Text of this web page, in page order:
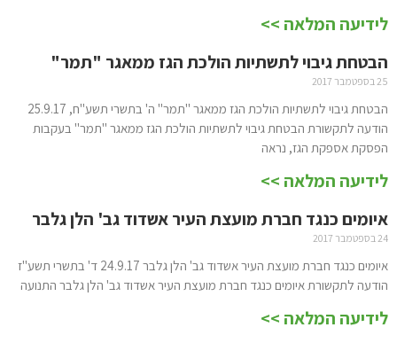
לידיעה המלאה >>
הבטחת גיבוי לתשתיות הולכת הגז ממאגר "תמר"
25 בספטמבר 2017
הבטחת גיבוי לתשתיות הולכת הגז ממאגר "תמר" ה' בתשרי תשע"ח, 25.9.17
הודעה לתקשורת הבטחת גיבוי לתשתיות הולכת הגז ממאגר "תמר" בעקבות
הפסקת אספקת הגז, נראה
לידיעה המלאה >>
איומים כנגד חברת מועצת העיר אשדוד גב' הלן גלבר
24 בספטמבר 2017
איומים כנגד חברת מועצת העיר אשדוד גב' הלן גלבר 24.9.17 ד' בתשרי תשע"ז
הודעה לתקשורת איומים כנגד חברת מועצת העיר אשדוד גב' הלן גלבר התנועה
לידיעה המלאה >>